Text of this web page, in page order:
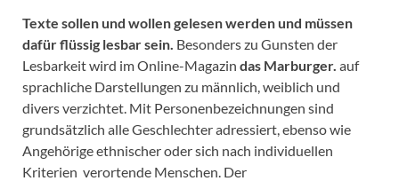
Texte sollen und wollen gelesen werden und müssen
dafür flüssig lesbar sein. Besonders zu Gunsten der
Lesbarkeit wird im Online-Magazin das Marburger. auf
sprachliche Darstellungen zu männlich, weiblich und
divers verzichtet. Mit Personenbezeichnungen sind
grundsätzlich alle Geschlechter adressiert, ebenso wie
Angehörige ethnischer oder sich nach individuellen
Kriterien verortende Menschen. Der